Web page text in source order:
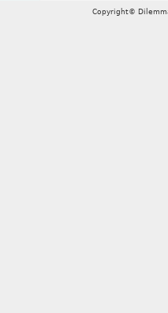
Copyright©